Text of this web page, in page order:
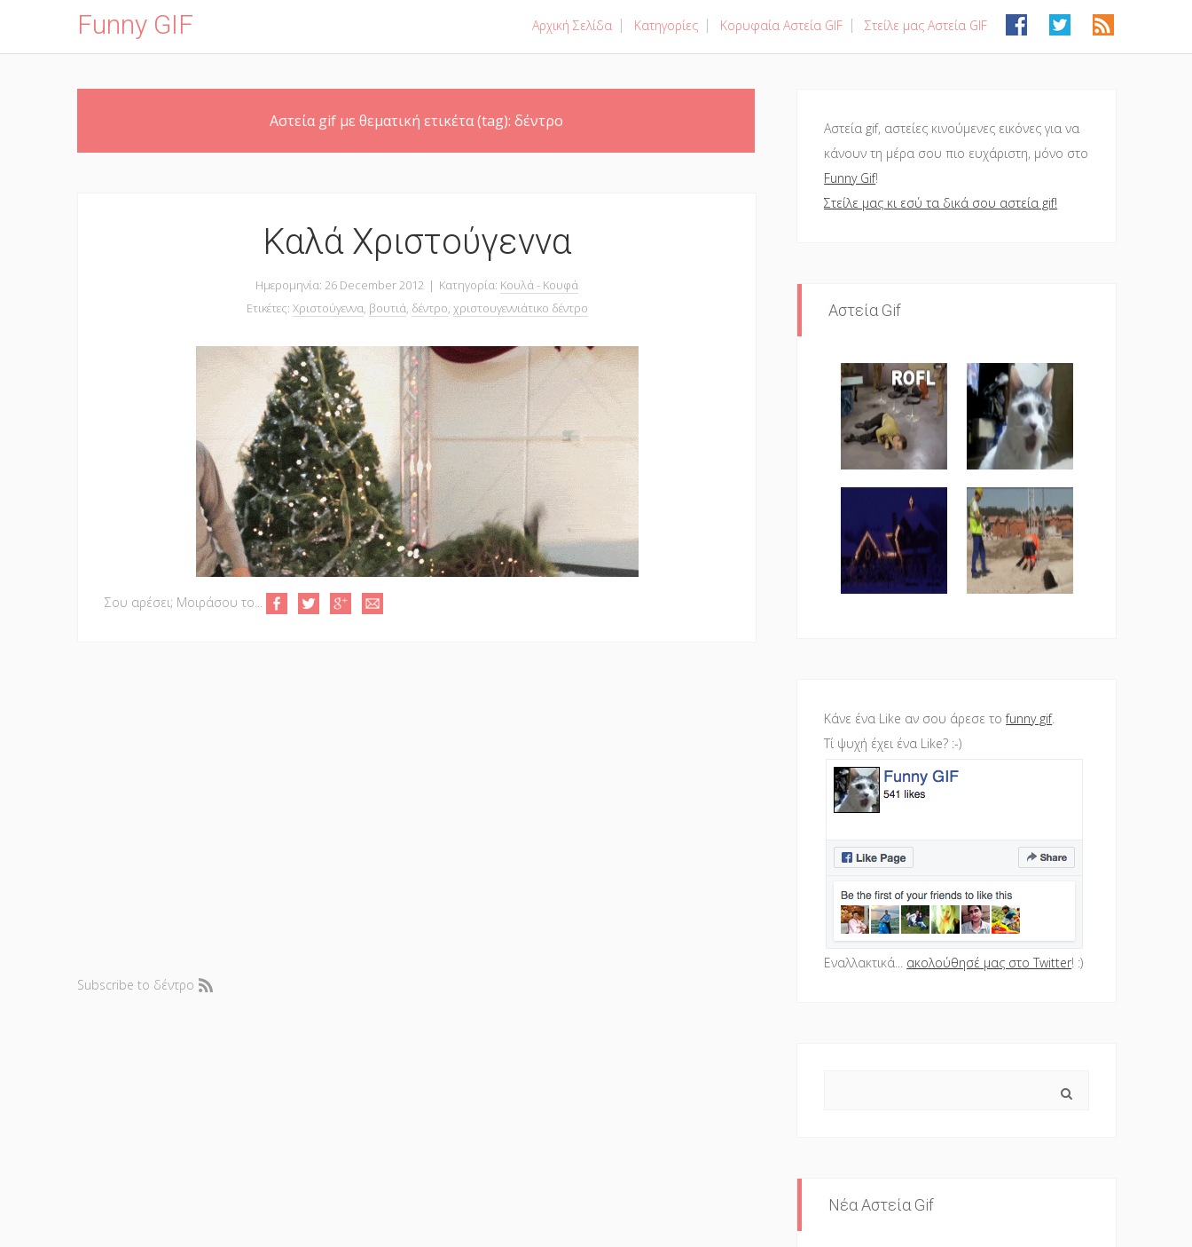
Funny GIF Αρχική Σελίδα Κατηγορίες Κορυφαία Αστεία GIF Στείλε μας Αστεία GIF
Αστεία gif με θεματική ετικέτα (tag): δέντρο
Καλά Χριστούγεννα
Ημερομηνία: 26 December 2012 | Κατηγορία: Κουλά - Κουφά
Ετικέτες: Χριστούγεννα, βουτιά, δέντρο, χριστουγεννιάτικο δέντρο
Σου αρέσει; Μοιράσου το...
Subscribe to δέντρο
Αστεία gif, αστείες κινούμενες εικόνες για να
κάνουν τη μέρα σου πιο ευχάριστη, μόνο στο
Funny Gif!
Στείλε μας κι εσύ τα δικά σου αστεία gif!
Αστεία Gif
Κάνε ένα Like αν σου άρεσε τοfunny gif.
Τί ψυχή έχει ένα Like? :-)
Εναλλακτικά... ακολούθησέ μας στο Twitter! :)
Νέα Αστεία Gif